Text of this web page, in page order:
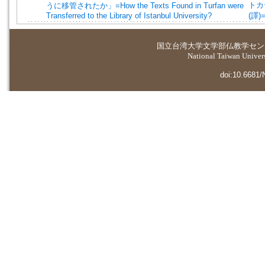
うに移管されたか」=How the Texts Found in Turfan were
Transferred to the Library of Istanbul University?
ト
(譯
国立台湾大学文学部仏教学セ
National Taiwan
doi:10.6681/